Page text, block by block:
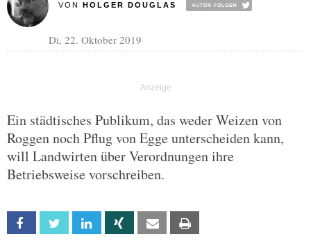
VON HOLGER DOUGLAS
Di, 22. Oktober 2019
Ein städtisches Publikum, das weder Weizen von
Roggen noch Pflug von Egge unterscheiden kann,
will Landwirten über Verordnungen ihre
Betriebsweise vorschreiben.
Facebook Twitter Linkedin Xing Email